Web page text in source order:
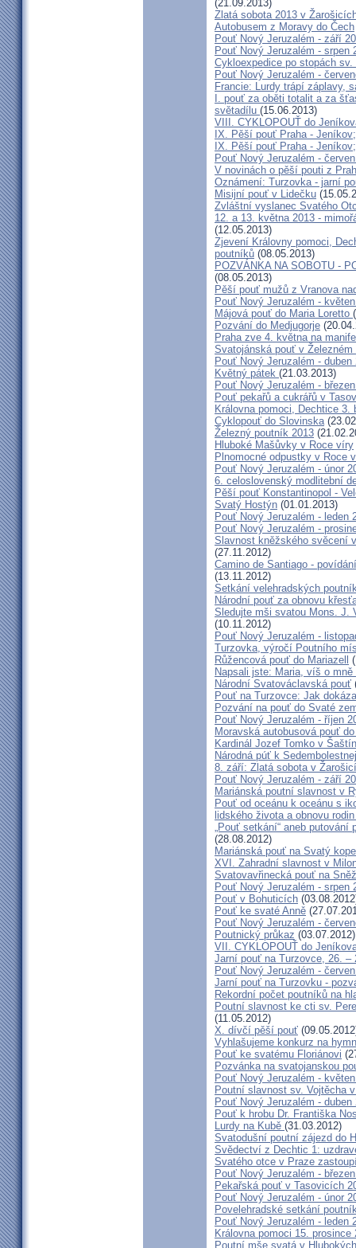
(21.09.2013)
Zlatá sobota 2013 v
Autobusem z Moravy do Čech
Pouť Nový Jeruzalém - září
Pouť Nový Jeruzalém - srpen
Cykloexpedice po stopách
Pouť Nový Jeruzalém -
Francie: Lurdy trápí záplavy,
I. pouť za oběti totalit a za
světadílu (15.06.2013)
VIII. CYKLOPOUŤ do
IX. Pěší pouť Praha -
IX. Pěší pouť Praha -
Pouť Nový Jeruzalém -
V novinách o pěší pouti z
Oznámení: Turzovka - jarní
Misijní pouť v Lidečku
Zvláštní vyslanec Svatého
12. a 13. května 2013 -
(12.05.2013)
Zjevení Královny pomoci,
poutníků (08.05.2013)
POZVÁNKA NA SOBOTU -
(08.05.2013)
Pěší pouť mužů z Vranova
Pouť Nový Jeruzalém -
Májová pouť do Maria Loretto
Pozvání do Medjugorje
Praha zve 4. května na
Svatojánská pouť v Železném
Pouť Nový Jeruzalém - duben
Květný pátek (21.03.2013)
Pouť Nový Jeruzalém -
Pouť pekařů a cukrářů v
Královna pomoci, Dechtice
Cyklopouť do Slovinska
Železný poutník 2013
Hluboké Mašůvky v Roce víry
Plnomocné odpustky v Roce
Pouť Nový Jeruzalém - únor
6. celoslovenský modlitební
Pěší pouť Konstantinopol -
Svatý Hostýn (01.01.2013)
Pouť Nový Jeruzalém - leden
Pouť Nový Jeruzalém -
Slavnost kněžského svěcení
(27.11.2012)
Camino de Santiago -
(13.11.2012)
Setkání velehradských
Národní pouť za obnovu
Sledujte mši svatou Mons. J.
(10.11.2012)
Pouť Nový Jeruzalém -
Turzovka, výročí Poutního
Růžencová pouť do Mariazell
Napsali jste: Maria, víš o mně
Národní Svatováclavská pouť
Pouť na Turzovce: Jak
Pozvání na pouť do Svaté
Pouť Nový Jeruzalém - říjen
Moravská autobusová pouť
Kardinál Jozef Tomko v
Národná púť k
8. září: Zlatá sobota v
Pouť Nový Jeruzalém - září
Mariánská poutní slavnost v
Pouť od oceánu k oceánu s
lidského života a obnovu
„Pouť setkání“ aneb putování
(28.08.2012)
Mariánská pouť na Svatý
XVI. Zahradní slavnost v
Svatovavřinecká pouť na
Pouť Nový Jeruzalém - srpen
Pouť v Bohuticích
Pouť ke svaté Anně
Pouť Nový Jeruzalém -
Poutnický průkaz (03.07.2012)
VII. CYKLOPOUŤ do
Jarní pouť na Turzovce, 26. –
Pouť Nový Jeruzalém -
Jarní pouť na Turzovku -
Rekordní počet poutníků na
Poutní slavnost ke cti sv.
(11.05.2012)
X. dívčí pěší pouť
Vyhlašujeme konkurz na
Pouť ke svatému Floriánovi
Pozvánka na svatojanskou
Pouť Nový Jeruzalém -
Poutní slavnost sv. Vojtěcha
Pouť Nový Jeruzalém - duben
Pouť k hrobu Dr. Františka
Lurdy na Kubě (31.03.2012)
Svatodušní poutní zájezd do
Svědectví z Dechtic 1:
Svatého otce v Praze
Pouť Nový Jeruzalém -
Pekařská pouť v Tasovicích
Pouť Nový Jeruzalém - únor
Povelehradské setkání
Pouť Nový Jeruzalém - leden
Královna pomoci 15. prosince
Poutní mše svatá v